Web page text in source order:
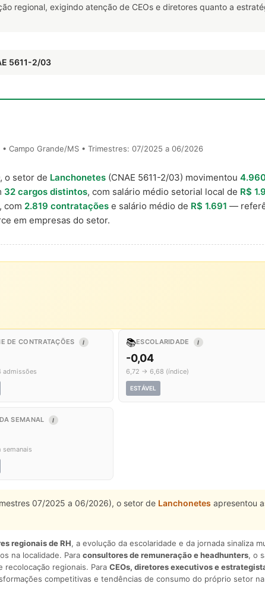
regional, exigindo atenção de CEOs e diretores quanto a
5611-2/03
Campo Grande/MS • Trimestres: 07/2025 a 06/2026
o setor de Lanchonetes (CNAE 5611-2/03) movimentou
32 cargos distintos, com salário médio setorial local de R$
, com 2.819 contratações e salário médio de R$ 1.691 —
em empresas do setor.
DE CONTRATAÇÕES I 📚ESCOLARIDADE I
-0,04
6,72 → 6,68 (índice)
ESTÁVEL
SEMANAL I
07/2025 a 06/2026), o setor de Lanchonetes apresentou
regionais de RH, a evolução da escolaridade e da jornada sinaliza
na localidade. Para consultores de remuneração e headhunters, o
recolocação regionais. Para CEOs, diretores executivos e
competitivas e tendências de consumo do próprio setor